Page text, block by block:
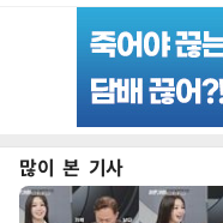
많이 본 기사